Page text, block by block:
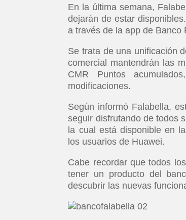
En la última semana,
dejarán de estar
a través de la app de Banco
Se trata de una unificación
comercial mantendrán las
CMR Puntos
modificaciones.
Según informó Falabella,
seguir disfrutando de todos
la cual está disponible en
los usuarios de Huawei.
Cabe recordar que todos
tener un producto del
descubrir las nuevas